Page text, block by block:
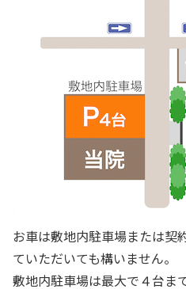
お車は敷地内駐車場または契
ていただいても構いません。
敷地内駐車場は最大で４台ま